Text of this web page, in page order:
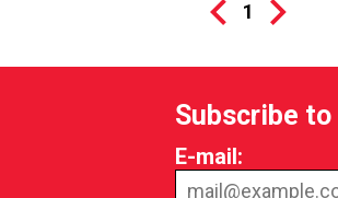
1
Subscribe
E-mail: